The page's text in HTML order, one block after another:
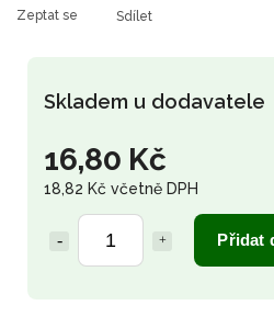
16,80 Kč
18,82 Kč včetně DPH
Přidat
Skladem u dodavatele
Zeptat se Sdílet